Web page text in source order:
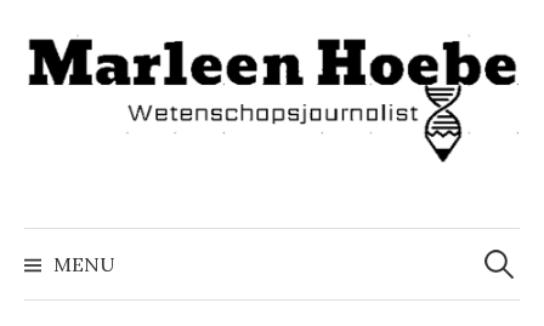
inhoud
springen
MENU
Zoeken
naar: